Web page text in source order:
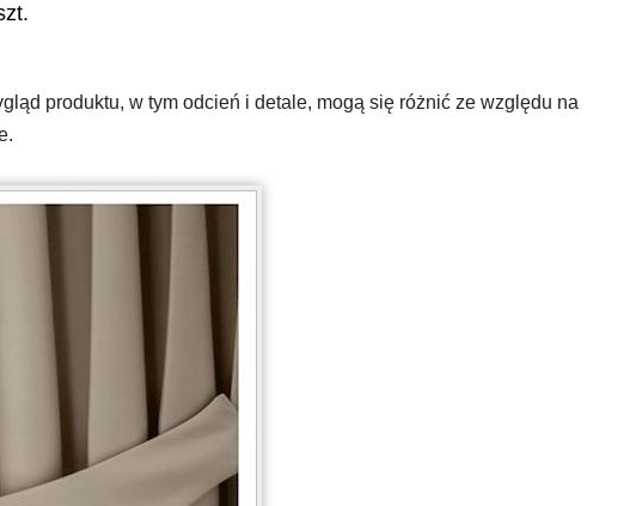
produktu, w tym odcień i detale, mogą się różnić ze względu na